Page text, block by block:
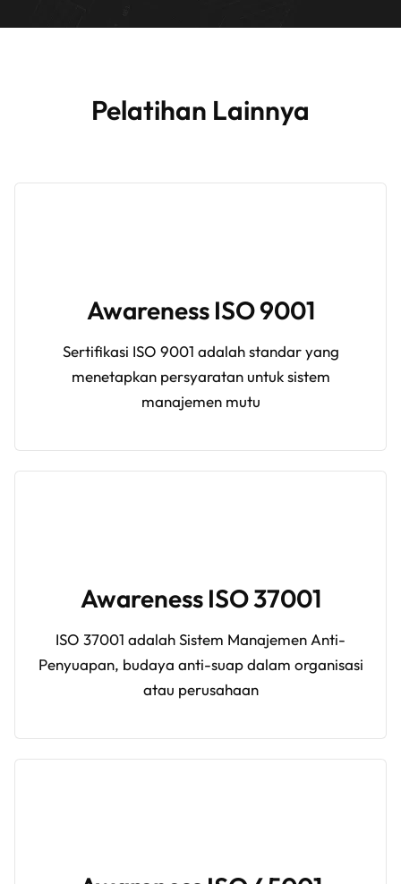
Pelatihan Lainnya
Awareness ISO 9001
Sertifikasi ISO 9001 adalah standar yang
menetapkan persyaratan untuk sistem
manajemen mutu
AwarenessISO 37001
ISO 37001 adalah Sistem Manajemen Anti-
Penyuapan, budaya anti-suap dalam organisasi
atau perusahaan